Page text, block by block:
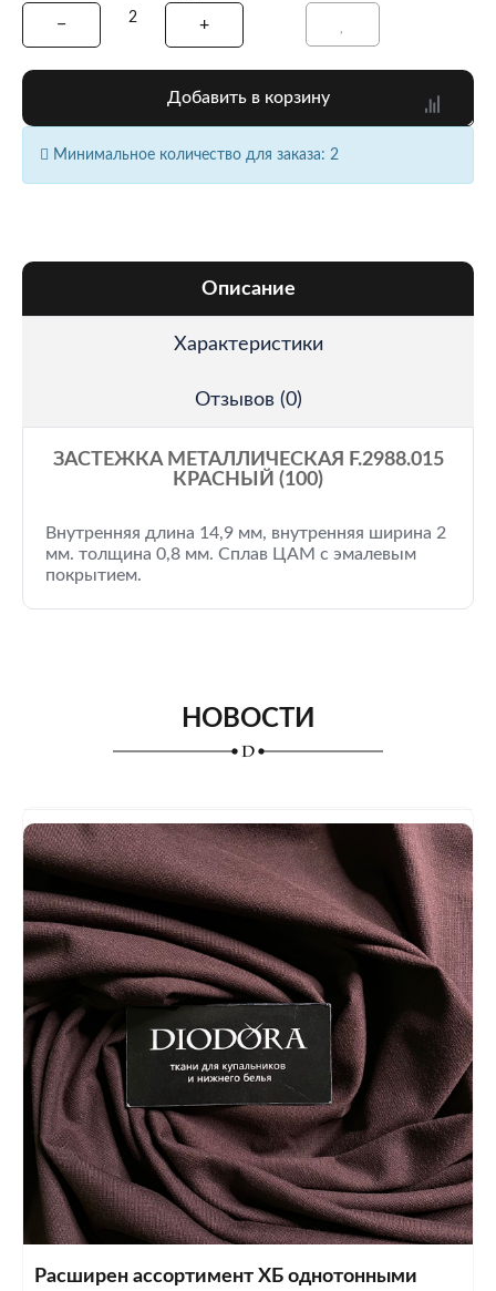
Добавить в корзину
Минимальное количество для заказа: 2
Описание
Характеристики
Отзывов (0)
ЗАСТЕЖКА МЕТАЛЛИЧЕСКАЯ F.2988.015
КРАСНЫЙ (100)
Внутренняя длина 14,9 мм, внутренняя ширина 2
мм. толщина 0,8 мм. Сплав ЦАМ с эмалевым
покрытием.
НОВОСТИ
Расширен ассортимент ХБ однотонными